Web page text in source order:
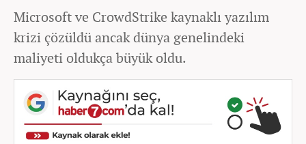
Microsoft ve CrowdStrike kaynaklı yazılım
krizi çözüldü ancak dünya genelindeki
maliyeti oldukça büyük oldu.